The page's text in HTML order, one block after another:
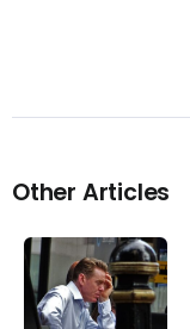
Other Articles